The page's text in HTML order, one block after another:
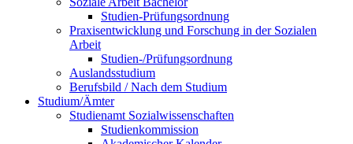
Studien-Prüfungsordnung
Praxisentwicklung und Forschung in der Sozialen
Arbeit
Studien-/Prüfungsordnung
Auslandsstudium
Berufsbild / Nach dem Studium
Studium/Ämter
Studienamt Sozialwissenschaften
Studienkommission